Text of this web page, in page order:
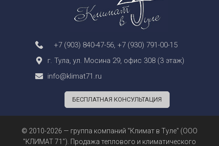
+7 (903) 840-47-56 +7 (930) 791-00-15
г. Тула, ул. Мосина 29, офис 308 (3 этаж)
info@klimat71.ru
БЕСПЛАТНАЯ КОНСУЛЬТАЦИЯ
© 2010-2026 — группа компаний "Климат в Туле" (ООО
"КЛИМАТ 71"). Продажа теплового и климатического